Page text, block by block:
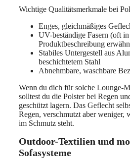
Wichtige Qualitätsmerkmale bei
Enges, gleichmäßiges
UV-beständige Fasern (oft
Produktbeschreibung
Stabiles Untergestell aus
beschichtetem Stahl
Abnehmbare, waschbare
Wenn du dich für solche Lounge-
solltest du die Polster bei Regen
geschützt lagern. Das Geflecht
Regen, verschmutzt aber weniger,
im Schmutz steht.
Outdoor-Textilien und
Sofasysteme